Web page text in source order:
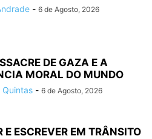
- 6 de Agosto, 2026
DE GAZA E A
MORAL DO MUNDO
Quintas - 6 de Agosto, 2026
E ESCREVER EM TRÂNSITO